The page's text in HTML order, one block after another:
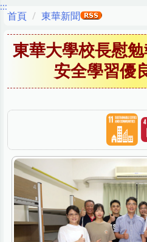
:::
首頁 東華新聞
東華大學校長慰
安全學習優